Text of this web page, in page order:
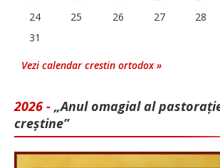
24
25 26 27 28
31
Vezi calendar crestin ortodox »
2026 - „Anul omagial al
creștine”